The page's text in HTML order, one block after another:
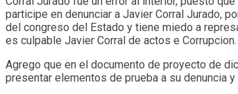
participe en denunciar a Javier Corral Jurado,
del congreso del Estado y tiene miedo a
es culpable Javier Corral de actos e Corrupcion.
Agrego que en el documento de proyecto de
presentar elementos de prueba a su denuncia